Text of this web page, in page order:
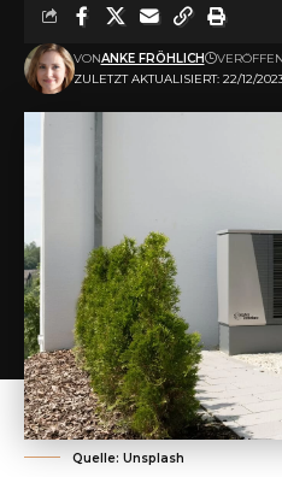
ZULETZT AKTUALISIERT: 22/12/
VONANKE FRÖHLICH
Quelle: Unsplash